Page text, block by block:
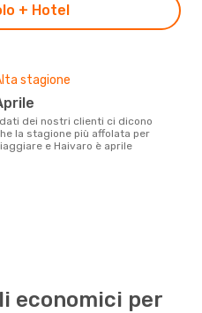
+ Hotel
stagione
aprile
la stagione più affolata per
e Haivaro è aprile
economici per